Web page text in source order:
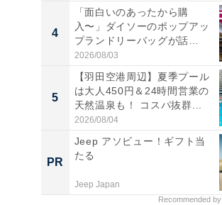
4
「面白いのあったから購
入〜」ダイソーのポップアッ
プランドリーバッグが話
題。“さま...
2026/08/03
5
【羽田空港周辺】夏季プール
は大人450円＆24時間営業の
天然温泉も！ コスパ抜群...
2026/08/04
PR
Jeep アソビュー！ギフト当
たる
Jeep Japan
Recommended by